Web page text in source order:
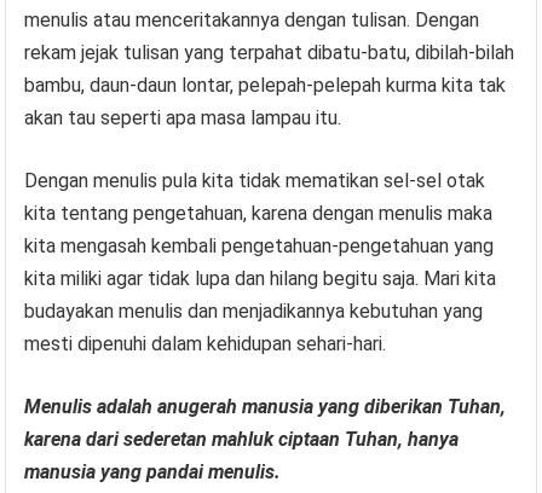
menulis atau menceritakannya dengan tulisan. Dengan
rekam jejak tulisan yang terpahat dibatu-batu, dibilah-bilah
bambu, daun-daun lontar, pelepah-pelepah kurma kita tak
akan tau seperti apa masa lampau itu.
Dengan menulis pula kita tidak mematikan sel-sel otak
kita tentang pengetahuan, karena dengan menulis maka
kita mengasah kembali pengetahuan-pengetahuan yang
kita miliki agar tidak lupa dan hilang begitu saja. Mari kita
budayakan menulis dan menjadikannya kebutuhan yang
mesti dipenuhi dalam kehidupan sehari-hari.
Menulis adalah anugerah manusia yang diberikan Tuhan,
karena dari sederetan mahluk ciptaan Tuhan, hanya
manusia yang pandai menulis.